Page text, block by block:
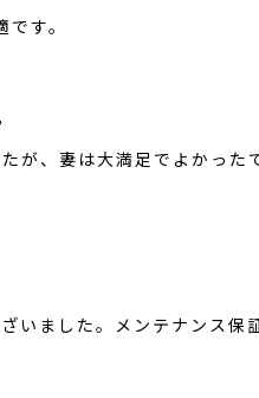
す。
、妻は大満足でよかっ
ました。メンテナンス保